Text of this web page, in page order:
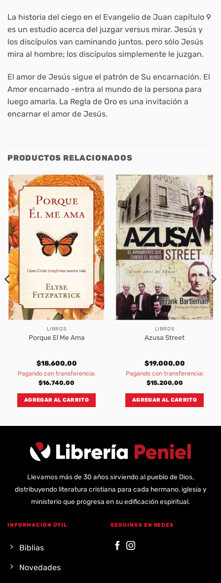
La historia del ciego en el Evangelio de Juan capítulo 9
es un estudio acerca del juzgar versus mirar. Jesús y
los discípulos van caminando juntos, pero sólo Jesús
mira al hombre; los discípulos simplemente le juzgan.
El amor de Jesús sigue el patrón de Su encarnación. El
Amor encarnado -entra al mundo de la persona para
luego amarla. La Regla de Oro es una invitación a
encarnar el amor de Jesús.
PRODUCTOS RELACIONADOS
LIBROS
Porque El Me Ama
$18.600,00
Pagando con transferencia:
$16.740,00
AGREGAR AL CARRITO
LIBROS
Azusa Street
$19.000,00
Pagando con transferencia:
$15.200,00
AGREGAR AL CARRITO
Llevamos más de 30 años sirviendo al pueblo de Dios,
distribuyendo literatura cristiana para cada hermano, iglesia y
ministerio que progresa en su edificación espiritual.
INFORMACIÓN ÚTIL
Biblias
Novedades
SEGUINOS EN REDES